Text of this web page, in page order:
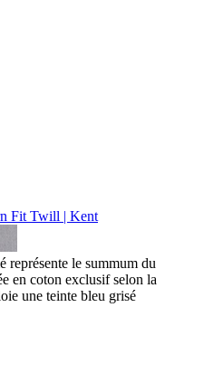
Fit Twill | Kent
le summum du
en coton exclusif selon la
une teinte bleu grisé